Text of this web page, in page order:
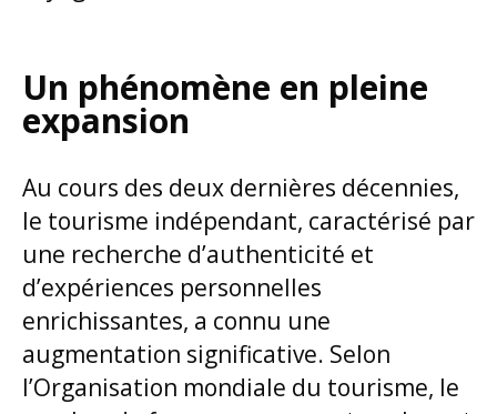
Un phénomène en pleine
expansion
Au cours des deux dernières décennies,
le tourisme indépendant, caractérisé par
une recherche d’authenticité et
d’expériences personnelles
enrichissantes, a connu une
augmentation significative. Selon
l’Organisation mondiale du tourisme, le